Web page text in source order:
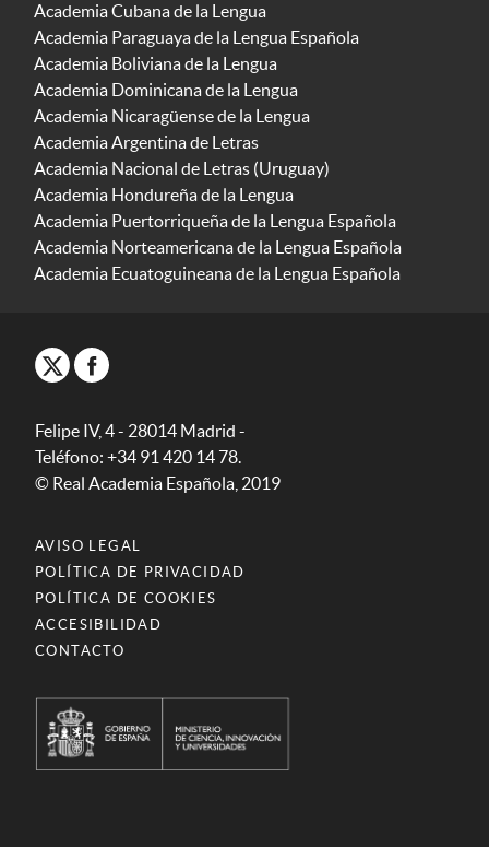
Academia Cubana de la Lengua
Academia Paraguaya de la Lengua Española
Academia Boliviana de la Lengua
Academia Dominicana de la Lengua
Academia Nicaragüense de la Lengua
Academia Argentina de Letras
Academia Nacional de Letras (Uruguay)
Academia Hondureña de la Lengua
Academia Puertorriqueña de la Lengua Española
Academia Norteamericana de la Lengua Española
Academia Ecuatoguineana de la Lengua Española
Felipe IV, 4 - 28014 Madrid -
Teléfono: +34 91 420 14 78.
© Real Academia Española, 2019
AVISO LEGAL
POLÍTICA DE PRIVACIDAD
POLÍTICA DE COOKIES
ACCESIBILIDAD
CONTACTO